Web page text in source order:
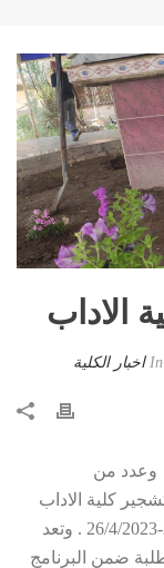
الاداب
اخبار الكلية
وعدد من
كلية الاداب
وذلك في يومي الثلاثاء والاربعاء الموافقين 25-26/4/2023 . وتعد
ضمن البرنامج